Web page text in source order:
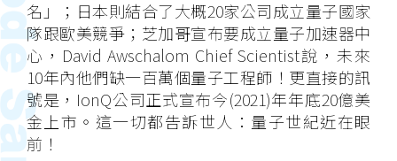
名」；日本則結合了大概20家公司成立量子國家
隊跟歐美競爭；芝加哥宣布要成立量子加速器中
心，David Awschalom Chief Scientist說，未來
10年內他們缺一百萬個量子工程師！更直接的訊
號是，IonQ公司正式宣布今(2021)年年底20億美
金上市。這一切都告訴世人：量子世紀近在眼
前！